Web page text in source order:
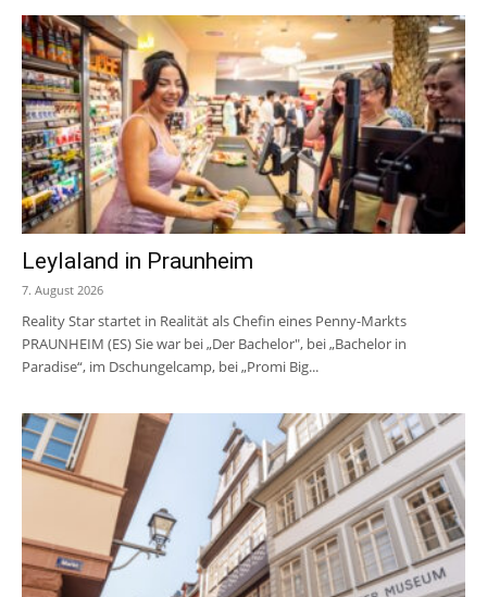
Leylaland in Praunheim
7. August 2026
Reality Star startet in Realität als Chefin eines Penny-Markts
PRAUNHEIM (ES) Sie war bei „Der Bachelor", bei „Bachelor in
Paradise“, im Dschungelcamp, bei „Promi Big...